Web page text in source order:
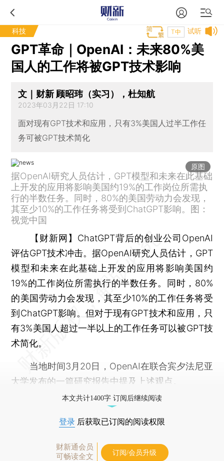
科技 试听
T中
GPT革命｜OpenAI：未来80%美
国人的工作将被GPT技术影响
文｜财新 顾昭玮（实习），杜知航
2023年03月22日 17:10
面对现有GPT技术和应用，只有3%美国人过半工作任
务可被GPT技术简化
原图
据OpenAI研究人员估计，GPT模型和未来在此基础
上开发的应用将影响美国约19%的工作岗位所需执
行的半数任务。同时，80%的美国劳动力会发现，
其至少10%的工作任务将受到ChatGPT影响。图：
视觉中国
【财新网】 ChatGPT背后的创业公司OpenAI
评估GPT技术冲击。据OpenAI研究人员估计，GPT
模型和未来在此基础上开发的应用将影响美国约
19%的工作岗位所需执行的半数任务。同时，80%
的美国劳动力会发现，其至少10%的工作任务将受
到ChatGPT影响。但对于现有GPT技术和应用，只
有3%美国人超过一半以上的工作任务可以被GPT技
术简化。
当地时间3月20日，OpenAI在联合宾夕法尼亚
大学发布的一篇研究报告中提及上述观点。
本文共计1400字 订阅后继续阅读
登录 后获取已订阅的阅读权限
财新通会员
可畅读全文
订阅/会员升级